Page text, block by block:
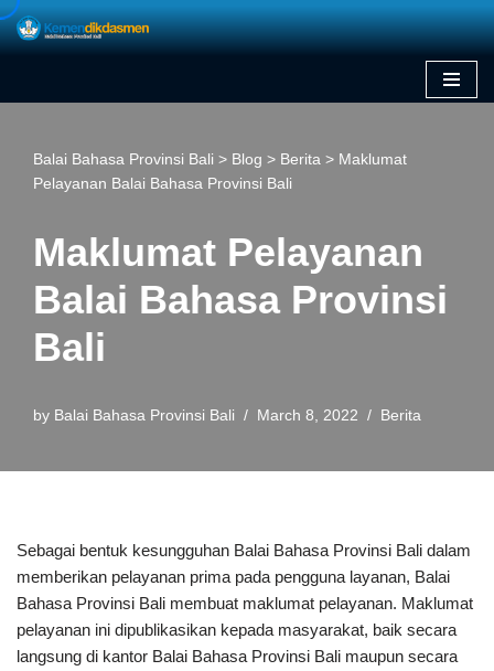
Balai Bahasa Provinsi Bali > Blog > Berita > Maklumat
Pelayanan Balai Bahasa Provinsi Bali
Maklumat Pelayanan
Balai Bahasa Provinsi
Bali
by Balai Bahasa Provinsi Bali March 8, 2022 Berita
Sebagai bentuk kesungguhan Balai Bahasa Provinsi Bali dalam
memberikan pelayanan prima pada pengguna layanan, Balai
Bahasa Provinsi Bali membuat maklumat pelayanan. Maklumat
pelayanan ini dipublikasikan kepada masyarakat, baik secara
langsung di kantor Balai Bahasa Provinsi Bali maupun secara